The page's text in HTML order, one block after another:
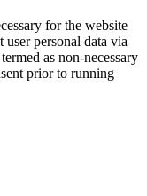
for the website
personal data via
as non-necessary
prior to running